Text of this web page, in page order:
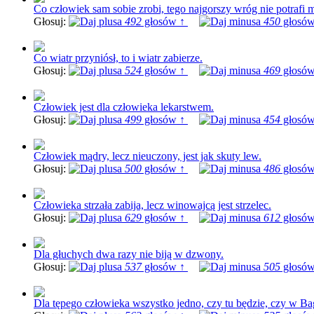
Co człowiek sam sobie zrobi, tego najgorszy wróg nie potrafi
Głosuj:
492 głosów ↑ 450
Co wiatr przyniósł, to i wiatr zabierze.
Głosuj:
524 głosów ↑ 469
Człowiek jest dla człowieka lekarstwem.
Głosuj:
499 głosów ↑ 454
Człowiek mądry, lecz nieuczony, jest jak skuty lew.
Głosuj:
500 głosów ↑ 486
Człowieka strzała zabija, lecz winowajcą jest strzelec.
Głosuj:
629 głosów ↑ 612
Dla głuchych dwa razy nie biją w dzwony.
Głosuj:
537głosów ↑ 505
Dla tępego człowieka wszystko jedno, czy tu będzie, czy w